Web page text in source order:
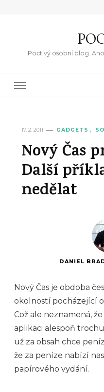
Poctivý osobní blog.
17. 2. 2011 GADGETS
Nový Čas
Další
nedělat
DANIEL
Nový Čas je obdoba
okolností pocházející
Což ale neznamená,
aplikaci alespoň
už za obsah chce
že za peníze nabízí
papírového vydání.